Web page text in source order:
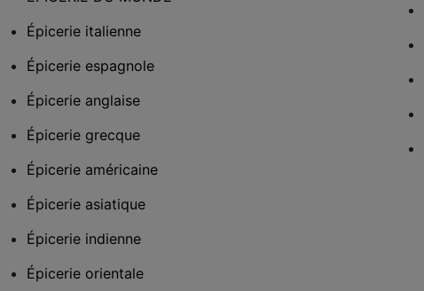
Épicerie italienne
Épicerie espagnole
Épicerie anglaise
Épicerie grecque
Épicerie américaine
Épicerie asiatique
Épicerie indienne
Épicerie orientale